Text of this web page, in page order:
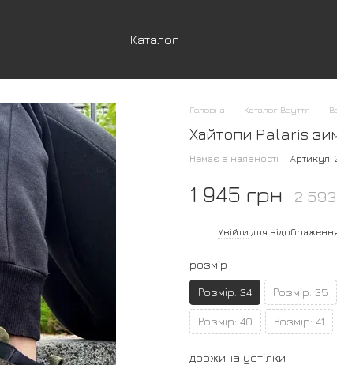
Каталог
Головна Каталог Взуття
Хайтопи Palaris
Немає в наявності Артикул:
1 945 грн 2
Увійти для
розмір
Розмір: 34 Розмір: 35
Розмір: 40 Розмір: 41
довжина устілки